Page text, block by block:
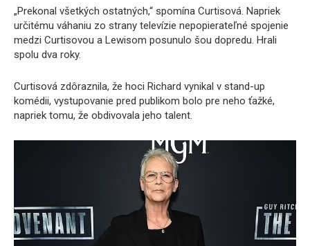
„Prekonal všetkých ostatných,“ spomína Curtisová. Napriek
určitému váhaniu zo strany televízie nepopierateľné spojenie
medzi Curtisovou a Lewisom posunulo šou dopredu. Hrali
spolu dva roky.
Curtisová zdôraznila, že hoci Richard vynikal v stand-up
komédii, vystupovanie pred publikom bolo pre neho ťažké,
napriek tomu, že obdivovala jeho talent.